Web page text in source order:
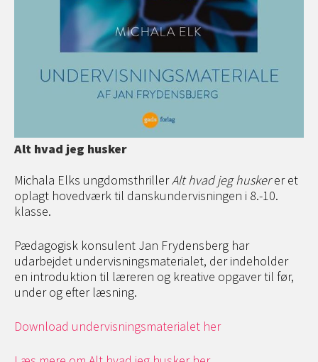
Alt hvad jeg husker
Michala Elks ungdomsthrillerAlt hvad jeg huskerer et
oplagt hovedværk til danskundervisningen i 8.-10.
klasse.
Pædagogisk konsulent Jan Frydensberg har
udarbejdet undervisningsmaterialet, der indeholder
en introduktion til læreren og kreative opgaver til før,
under og efter læsning.
Download undervisningsmaterialet her